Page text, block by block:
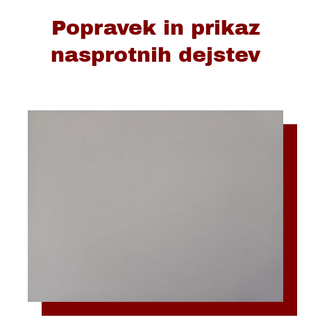
Popravek in prikaz
nasprotnih dejstev